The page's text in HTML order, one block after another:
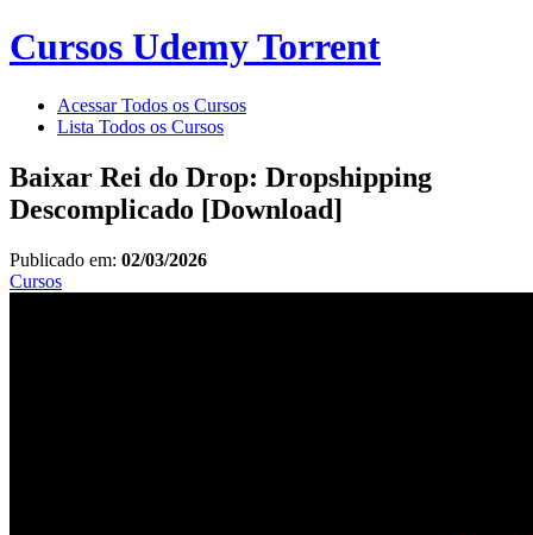
Cursos Udemy Torrent
Acessar Todos os Cursos
Lista Todos os Cursos
Baixar Rei do Drop: Dropshipping
Descomplicado [Download]
Publicado em: 02/03/2026
Cursos